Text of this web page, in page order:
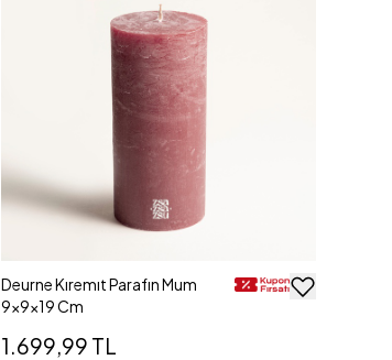
Deurne Kıremıt Parafın Mum
9x9x19 Cm
1.699,99 TL